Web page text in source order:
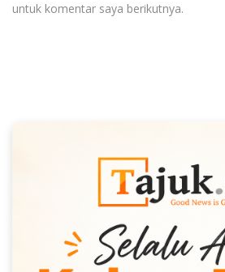
untuk komentar saya berikutnya.